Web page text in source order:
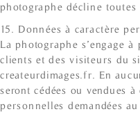
photographe décline
15. Données à caractère
La photographe s’engage
clients et des visiteurs du
createurdimages.fr. En
seront cédées ou vendues
personnelles demandées